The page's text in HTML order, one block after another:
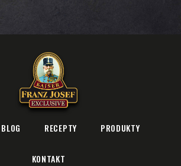
BLOG RECEPTY PRODUKTY
KONTAKT